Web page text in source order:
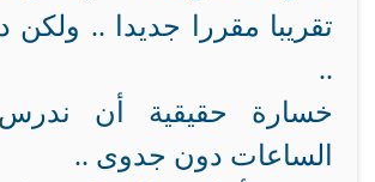
تقريبا مقررا جديدا ..
..
خسارة حقيقية أن
الساعات دون جدوى ..